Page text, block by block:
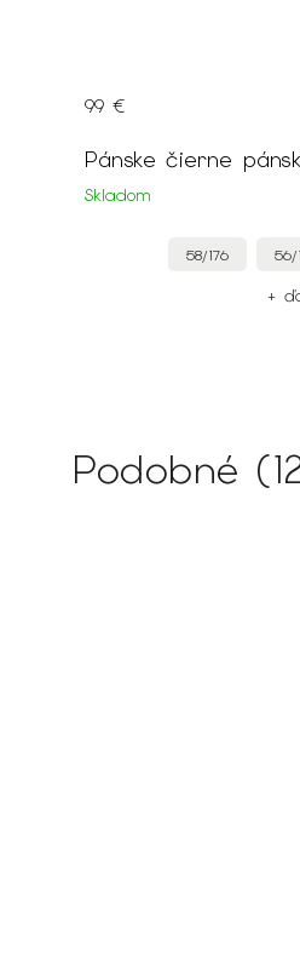
Pánske sako
Skladom
59 €
46/
+
Podobné